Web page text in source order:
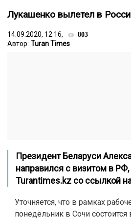
Лукашенко вылетел в
14.09.2020, 12:16, 803
Автор: Turan Times
Президент Беларуси
направился с визитом в
Turantimes.kz со ссылкой
Уточняется, что в рамках
понедельник в Сочи состоится